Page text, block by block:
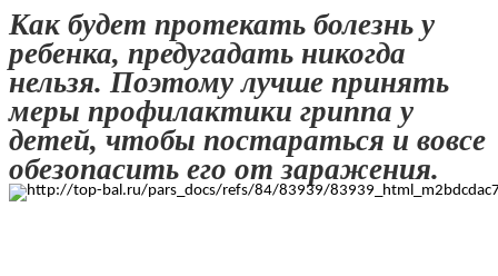
Как будет протекать болезнь у
ребенка, предугадать никогда
нельзя. Поэтому лучше принять
меры профилактики гриппа у
детей, чтобы постараться и вовсе
обезопасить его от заражения.